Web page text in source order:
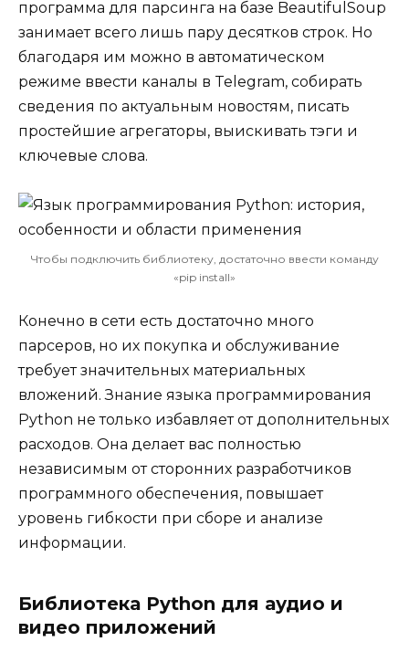
программа для парсинга на базе BeautifulSoup
занимает всего лишь пару десятков строк. Но
благодаря им можно в автоматическом
режиме ввести каналы в Telegram, собирать
сведения по актуальным новостям, писать
простейшие агрегаторы, выискивать тэги и
ключевые слова.
Чтобы подключить библиотеку, достаточно ввести команду
«pip install»
Конечно в сети есть достаточно много
парсеров, но их покупка и обслуживание
требует значительных материальных
вложений. Знание языка программирования
Python не только избавляет от дополнительных
расходов. Она делает вас полностью
независимым от сторонних разработчиков
программного обеспечения, повышает
уровень гибкости при сборе и анализе
информации.
Библиотека Python для аудио и
видео приложений